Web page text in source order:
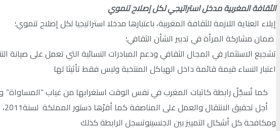
الثقافة المغربية مدخل استراتيجي لكل إصلاح تنموي
إيلاء العناية اللازمة للثقافة المغربية، باعتبارها مدخلا استراتيجيا لكل إصلاح تنموي؛
ضمان مشاركة المرأة في تدبير الشأن الثقافي؛
تشجيع الاستثمار في المجال الثقافي ودعم المبادرات النسائية التي تعمل على صيانة
اعتبار النساء قيمة قائمة داخل الهياكل المنتخبة وليس فقط تأثيثا لها
كما تُسجّلُ رابطة كاتبات المغرب في نفس الوقت استغرابها من غياب “المساواة” و
أجل تحقيق الانتقال والعمل على المناصفة كما أقرّها دستور المملكة لسنة2011، والنهوض بحقوق المرأة المغربية وتعزيز قيم المساواة وتمكين المرأة
ومكافحة كل أشكال التمييز بين الجنسينوتسجل الرابطة كذلك